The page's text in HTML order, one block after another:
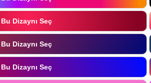
Bu Dizaynı Seç
Bu Dizaynı Seç
Bu Dizaynı Seç